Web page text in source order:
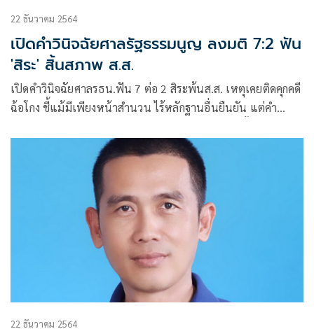
22 ธันวาคม 2564
เปิดคำวินิจฉัยศาลรัฐธรรมนูญ ลงมติ 7:2 ฟัน
'สิระ' สิ้นสภาพ ส.ส.
เปิดคำวินิจฉัยศาลรธน.ฟัน 7 ต่อ 2 สิระพ้นส.ส. เหตุเคยติดคุกคดี
ฉ้อโกง ชี้แม้มีเพียงหน้าสำนวน ไร้หลักฐานอื่นยืนยัน แต่คำ
22 ธันวาคม 2564